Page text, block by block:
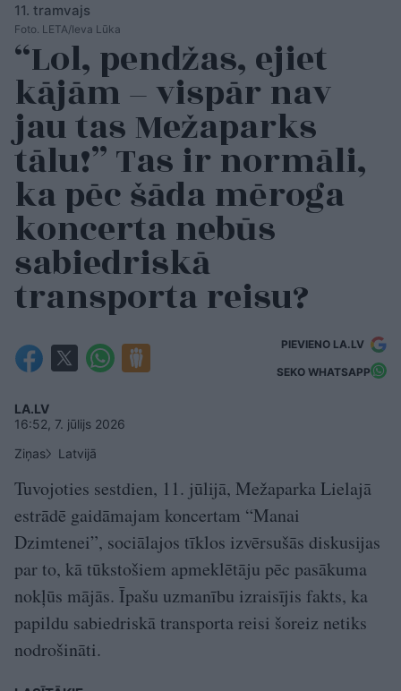
11. tramvajs
Foto. LETA/Ieva Lūka
“Lol, pendžas, ejiet
kājām – vispār nav
jau tas Mežaparks
tālu!” Tas ir normāli,
ka pēc šāda mēroga
koncerta nebūs
sabiedriskā
transporta reisu?
PIEVIENO LA.LV
SEKO WHATSAPP
LA.LV
16:52, 7. jūlijs 2026
Ziņas
Latvijā
Tuvojoties sestdien, 11. jūlijā, Mežaparka Lielajā
estrādē gaidāmajam koncertam “Manai
Dzimtenei”, sociālajos tīklos izvērsušās diskusijas
par to, kā tūkstošiem apmeklētāju pēc pasākuma
nokļūs mājās. Īpašu uzmanību izraisījis fakts, ka
papildu sabiedriskā transporta reisi šoreiz netiks
nodrošināti.